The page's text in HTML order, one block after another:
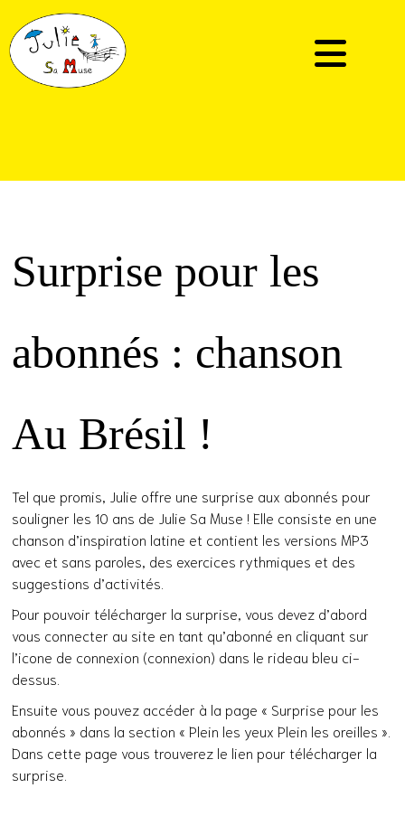
Surprise pour les
abonnés : chanson
Au Brésil !
Tel que promis, Julie offre une surprise aux abonnés pour
souligner les 10 ans de Julie Sa Muse ! Elle consiste en une
chanson d’inspiration latine et contient les versions MP3
avec et sans paroles, des exercices rythmiques et des
suggestions d’activités.
Pour pouvoir télécharger la surprise, vous devez d’abord
vous connecter au site en tant qu’abonné en cliquant sur
l’icone de connexion (connexion) dans le rideau bleu ci-
dessus.
Ensuite vous pouvez accéder à la page « Surprise pour les
abonnés » dans la section « Plein les yeux Plein les oreilles ».
Dans cette page vous trouverez le lien pour télécharger la
surprise.